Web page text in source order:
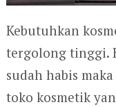
Kebutuhkan
tergolong tinggi.
sudah habis
toko kosmetik